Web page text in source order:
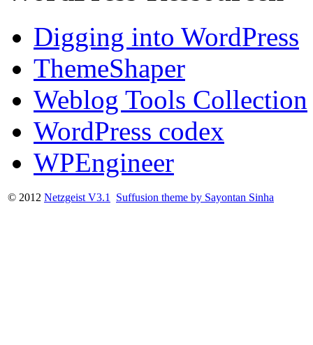
Digging into WordPress
ThemeShaper
Weblog Tools Collection
WordPress codex
WPEngineer
© 2012 Netzgeist V3.1 Suffusion theme by Sayontan Sinha